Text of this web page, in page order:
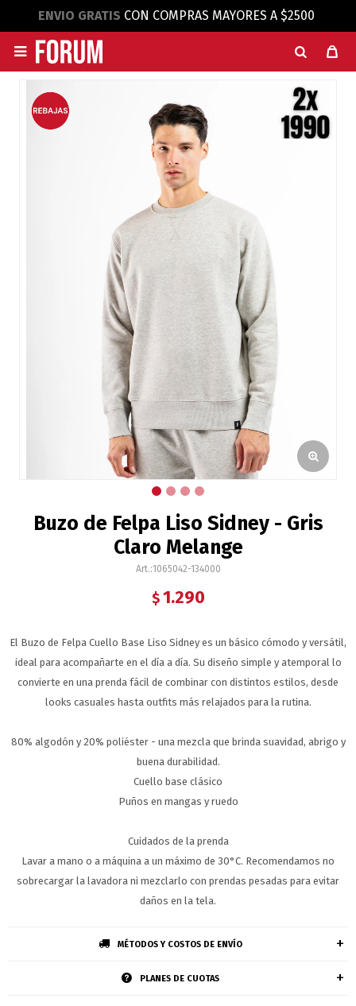
ENVIO GRATIS CON COMPRAS MAYORES A $2500

Buzo de Felpa Liso Sidney - Gris
Claro Melange
1065042-134000
$ 1.290
El Buzo de Felpa Cuello Base Liso Sidney es un básico cómodo y versátil,
ideal para acompañarte en el día a día. Su diseño simple y atemporal lo
convierte en una prenda fácil de combinar con distintos estilos, desde
looks casuales hasta outfits más relajados para la rutina.
80% algodón y 20% poliéster - una mezcla que brinda suavidad, abrigo y
buena durabilidad.
Cuello base clásico
Puños en mangas y ruedo
Cuidados de la prenda
Lavar a mano o a máquina a un máximo de 30°C. Recomendamos no
sobrecargar la lavadora ni mezclarlo con prendas pesadas para evitar
daños en la tela.
MÉTODOS Y COSTOS DE ENVÍO
PLANES DE CUOTAS